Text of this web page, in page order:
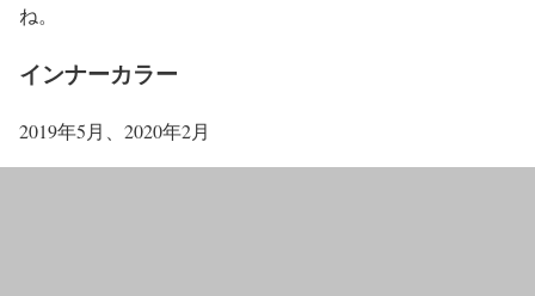
ね。
インナーカラー
2019年5月、2020年2月